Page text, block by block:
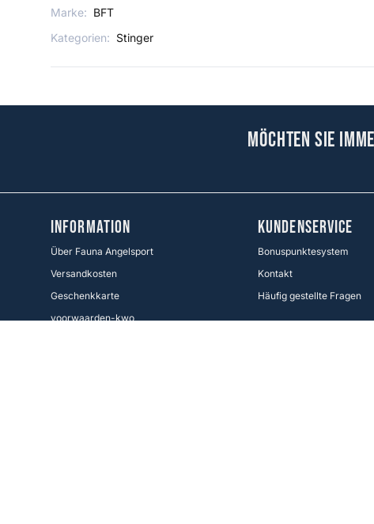
Marke: BFT
Kategorien: Stinger
Möchten Sie
Information
Über Fauna Angelsport
Versandkosten
Geschenkkarte
voorwaarden-kwo
KUNDENSERVICE
Bonuspunktesystem
Kontakt
Häufig gestellte Fragen